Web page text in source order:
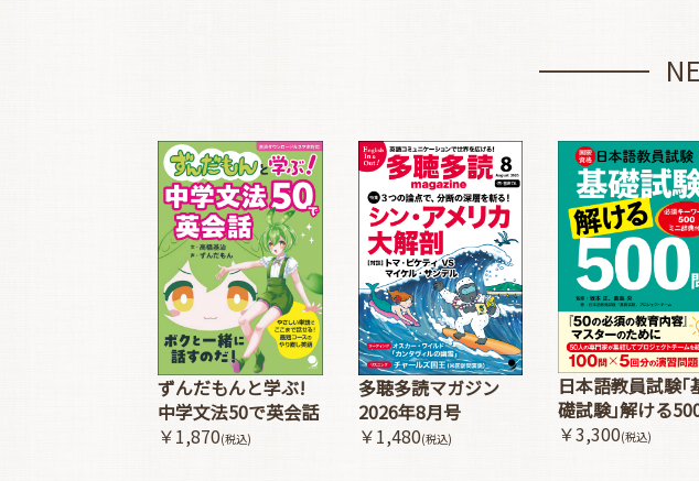
ずんだもんと学ぶ!
中学文法50で英会話
￥1,870(税込)
多聴多読マガジン
2026年8月号
￥1,480(税込)
日本語教員試験｢
礎試験｣解ける
￥3,300(税込)